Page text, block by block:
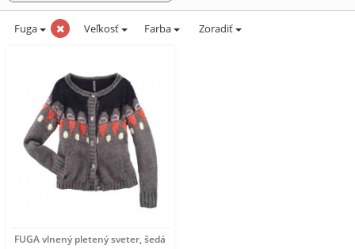
Fuga Veľkosť Farba Zoradiť
FUGA vlnený pletený sveter, šedá